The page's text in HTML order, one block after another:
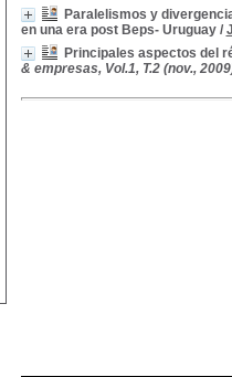
Paralelismos y
en una era post Beps- Uruguay/
Principales aspectos del
& empresas, Vol.1, T.2 (nov.,